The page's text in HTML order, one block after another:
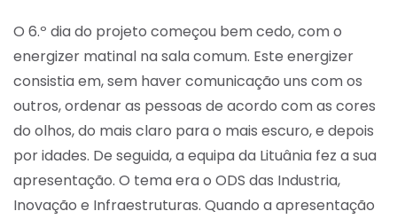
O 6.º dia do projeto começou bem cedo, com o
energizer matinal na sala comum. Este energizer
consistia em, sem haver comunicação uns com os
outros, ordenar as pessoas de acordo com as cores
do olhos, do mais claro para o mais escuro, e depois
por idades. De seguida, a equipa da Lituânia fez a sua
apresentação. O tema era o ODS das Industria,
Inovação e Infraestruturas. Quando a apresentação